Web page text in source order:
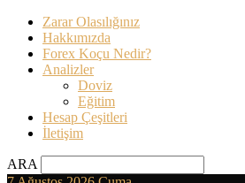
Zarar Olasılığınız
Hakkımızda
Forex Koçu Nedir?
Analizler
Doviz
Eğitim
Hesap Çeşitleri
İletişim
ARA